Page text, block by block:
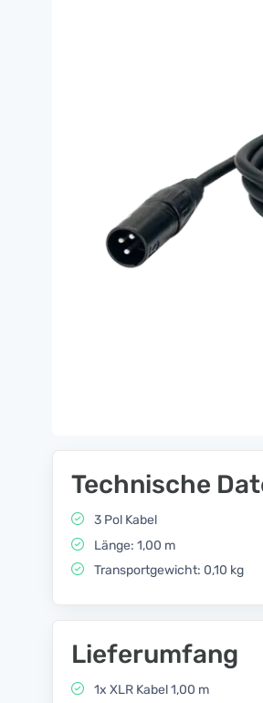
Technische
3 Pol Kabel
Länge: 1,00 m
Transportgewicht: 0,10 kg
Lieferumfang
1x XLR Kabel 1,00 m